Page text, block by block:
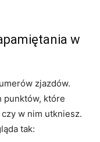
w
zjazdów.
punktów, które
w nim utkniesz.
tak: